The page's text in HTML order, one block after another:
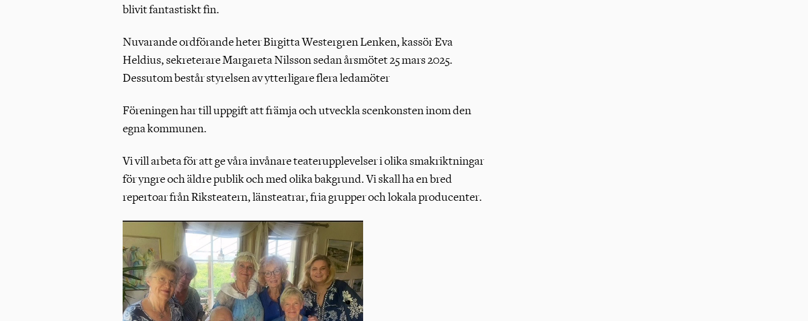
blivit fantastiskt fin.
Nuvarande ordförande heter Birgitta Westergren Lenken, kassör Eva
Heldius, sekreterare Margareta Nilsson sedan årsmötet 25 mars 2025.
Dessutom består styrelsen av ytterligare flera ledamöter
Föreningen har till uppgift att främja och utveckla scenkonsten inom den
egna kommunen.
Vi vill arbeta för att ge våra invånare teaterupplevelser i olika smakriktningar
för yngre och äldre publik och med olika bakgrund. Vi skall ha en bred
repertoar från Riksteatern, länsteatrar, fria grupper och lokala producenter.